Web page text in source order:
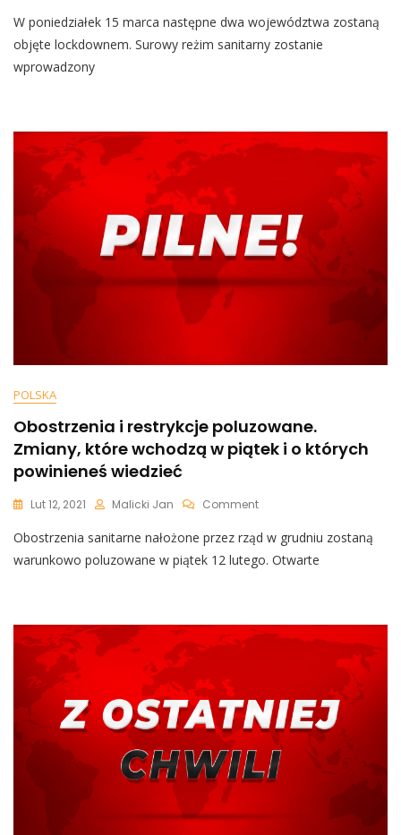
Poniedziałku
Twardy
Lockdown
I
W poniedziałek 15 marca następne dwa województwa zostaną
objęte lockdownem. Surowy reżim sanitarny zostanie
wprowadzony
POLSKA
Obostrzenia i restrykcje poluzowane.
Zmiany, które wchodzą w piątek i o których
powinieneś wiedzieć
Lut 12, 2021 Malicki Jan CommentOn
I
Restrykcje
Wchodzą
W
Których
Powinieneś
Wiedzieć
Obostrzenia sanitarne nałożone przez rząd w grudniu zostaną
warunkowo poluzowane w piątek 12 lutego. Otwarte